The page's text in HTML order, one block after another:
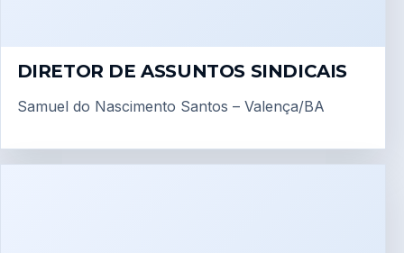
DIRETOR DE ASSUNTOS SINDICAIS
Samuel do Nascimento Santos – Valença/BA